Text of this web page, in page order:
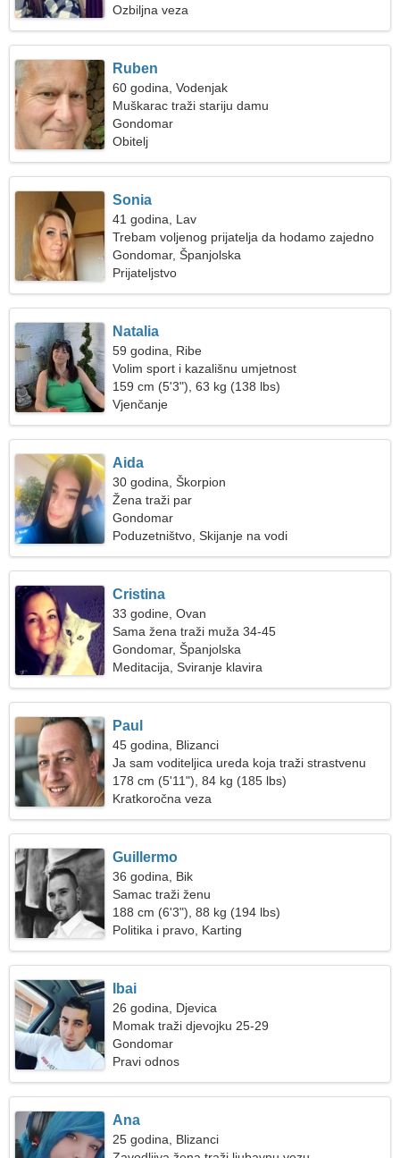
Ozbiljna veza
Ruben
60 godina, Vodenjak
Muškarac traži stariju damu
Gondomar
Obitelj
Sonia
41 godina, Lav
Trebam voljenog prijatelja da hodamo zajedno
Gondomar, Španjolska
Prijateljstvo
Natalia
59 godina, Ribe
Volim sport i kazališnu umjetnost
159 cm (5'3"), 63 kg (138 lbs)
Vjenčanje
Aida
30 godina, Škorpion
Žena traži par
Gondomar
Poduzetništvo, Skijanje na vodi
Cristina
33 godine, Ovan
Sama žena traži muža 34-45
Gondomar, Španjolska
Meditacija, Sviranje klavira
Paul
45 godina, Blizanci
Ja sam voditeljica ureda koja traži strastvenu
ženu
178 cm (5'11"), 84 kg (185 lbs)
Kratkoročna veza
Guillermo
36 godina, Bik
Samac traži ženu
188 cm (6'3"), 88 kg (194 lbs)
Politika i pravo, Karting
Ibai
26 godina, Djevica
Momak traži djevojku 25-29
Gondomar
Pravi odnos
Ana
25 godina, Blizanci